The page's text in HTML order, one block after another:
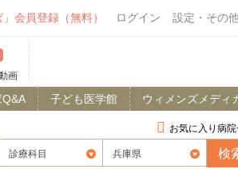
会員登録（無料） ログイン 設定・その
画
ウィメンズメディ
子ども医学館
お気に入り病